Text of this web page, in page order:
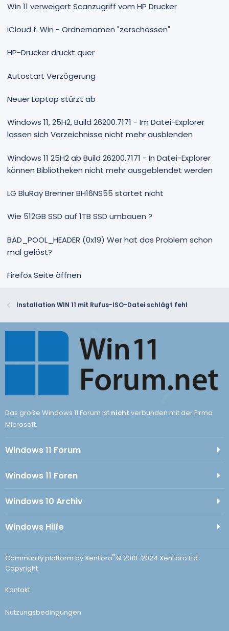
Win 11 verweigert Scanzugriff vom HP Drucker
iCloud f. Win - Ordnernamen "zerschossen"
HP-Drucker druckt quer
Autostart Verzögerung
Neuer Laptop stürzt ab
Windows 11, 25H2, Build 26200.7171 - Im Datei-Explorer
lassen sich Verzeichnisse nicht mehr ausblenden
Windows 11 25H2 ab Build 26200.7171 - In Datei-Explorer
können Bibliotheken nicht mehr ausgeblendet werden
LG BluRay Brenner BH16NS55 startet nicht
Wie 512GB SSD auf 1TB SSD umbauen ?
BAD_POOL_HEADER (0x19) Wer hat das Problem schon
mal gelöst?
Firefox Seite öffnen
Installation WIN 11 mit Rufus-ISO-Datei schlägt fehl
Das große Windows 11 Forum ist nicht verbunden mit der Firma
Microsoft.
Windows 11 Forum
Windows 11 Foren
Windows 10 Archiv
Windows Hilfe
Community platform by XenForo® © 2010-2024 XenForo Ltd.
Copyright
Kontakt
Nutzungsbedingungen